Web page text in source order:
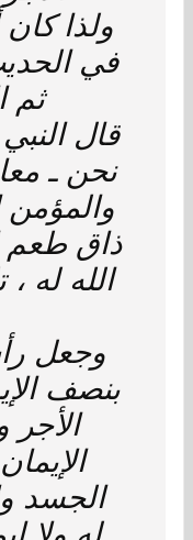
ولذا
في الحديث
ثم
قال
نحن ـ
والمؤمن
ذاق طعم
الله له
وجعل
بنصف
الجسد